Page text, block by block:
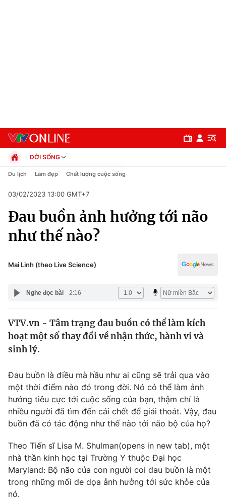
Chuyên mục
Chính trị
Pháp luật
Thế giới
Thế giới đó đây
Câu chuyện quốc tế
Kinh tế
Tài chính
Thị trường
Dữ liệu và đời sống
Phim VTV
Hậu trường
Nhân vật
Giải trí
Điện ảnh
Đời sống
ĐỜI SỐNG
Chính trị
Pháp luật
Kinh tế
Thể thao
Truyền hình
Y tế
Công nghệ
Du lịch Làm đẹp Chất lượng cuộc sống
03/02/2023 13:00 GMT+7
Đau buồn ảnh hưởng tới não
như thế nào?
Mai Linh (theo Live Science)
Nghe đọc bài 2:16
VTV.vn - Tâm trạng đau buồn có thể làm kích
hoạt một số thay đổi về nhận thức, hành vi và
sinh lý.
Đau buồn là điều mà hầu như ai cũng sẽ trải qua vào
một thời điểm nào đó trong đời. Nó có thể làm ảnh
hưởng tiêu cực tới cuộc sống của bạn, thậm chí là
nhiều người đã tìm đến cái chết để giải thoát. Vậy, đau
buồn đã có tác động như thế nào tới não bộ của họ?
Theo Tiến sĩ Lisa M. Shulman(opens in new tab), một
nhà thần kinh học tại Trường Y thuộc Đại học
Maryland: Bộ não của con người coi đau buồn là một
trong những mối đe dọa ảnh hưởng tới sức khỏe của
nó.